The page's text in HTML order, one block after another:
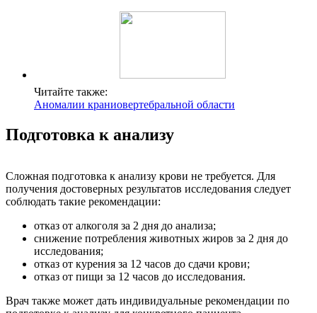
Читайте также:
Аномалии краниовертебральной области
Подготовка к анализу
Сложная подготовка к анализу крови не требуется. Для
получения достоверных результатов исследования следует
соблюдать такие рекомендации:
отказ от алкоголя за 2 дня до анализа;
снижение потребления животных жиров за 2 дня до
исследования;
отказ от курения за 12 часов до сдачи крови;
отказ от пищи за 12 часов до исследования.
Врач также может дать индивидуальные рекомендации по